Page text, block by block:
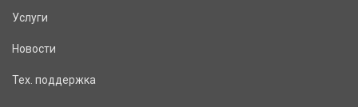
Услуги
Новости
Тех. поддержка